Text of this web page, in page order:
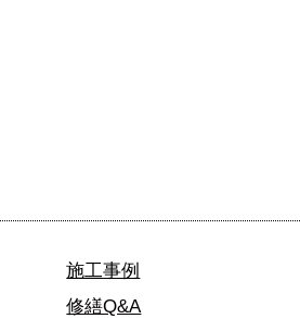
施工事例
修繕Q&A